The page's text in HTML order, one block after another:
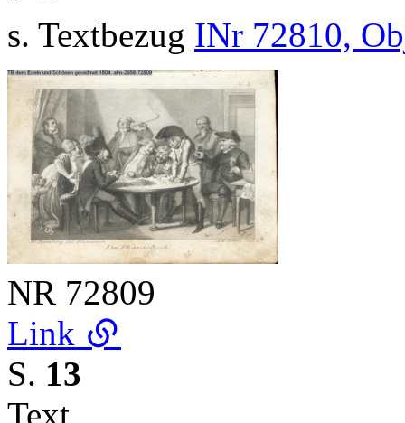
s. Textbezug INr 72810,
NR 72809
Link
S. 13
Text